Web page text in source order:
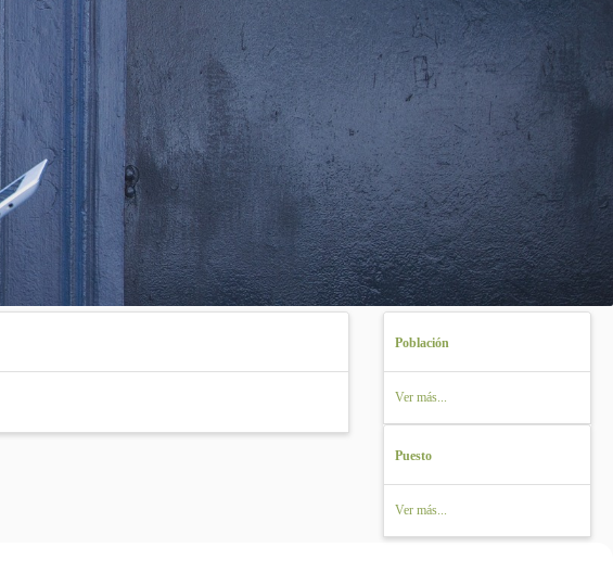
Población
Ver más...
Puesto
Ver más...